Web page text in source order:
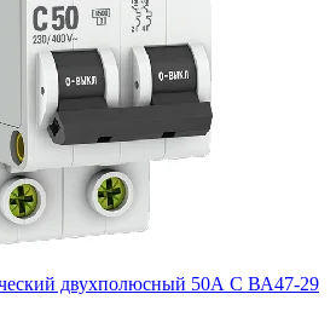
двухполюсный 50А С ВА47-29